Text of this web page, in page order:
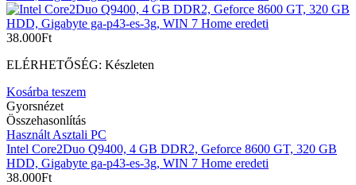
38.000Ft
ELÉRHETŐSÉG: Készleten
Kosárba teszem
Gyorsnézet
Összehasonlítás
Használt Asztali PC
Intel Core2Duo Q9400, 4 GB DDR2, Geforce 8600 GT, 320 GB
HDD, Gigabyte ga-p43-es-3g, WIN 7 Home eredeti
38.000Ft